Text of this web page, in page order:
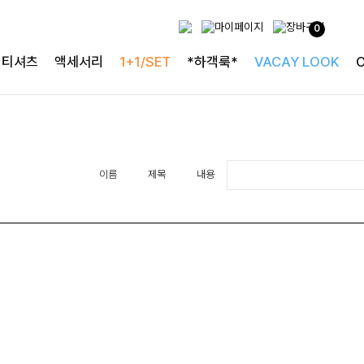
0
티셔츠 액세서리 1+1/SET *하객룩* VACAY LOOK
이름 제목 내용